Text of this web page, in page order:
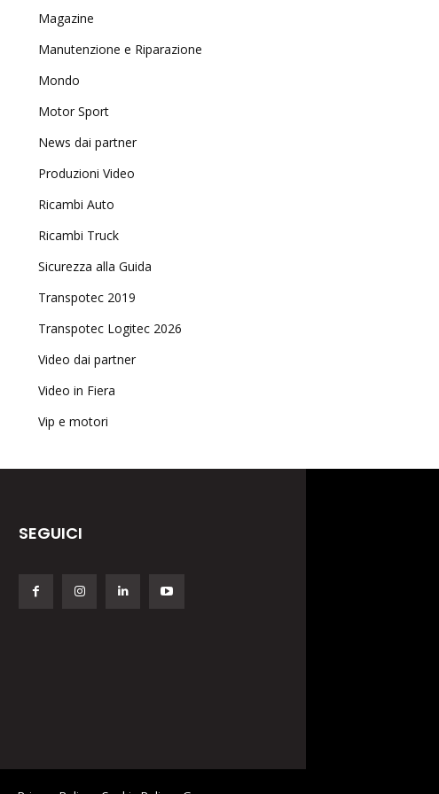
Magazine
Manutenzione e Riparazione
Mondo
Motor Sport
News dai partner
Produzioni Video
Ricambi Auto
Ricambi Truck
Sicurezza alla Guida
Transpotec 2019
Transpotec Logitec 2026
Video dai partner
Video in Fiera
Vip e motori
SEGUICI